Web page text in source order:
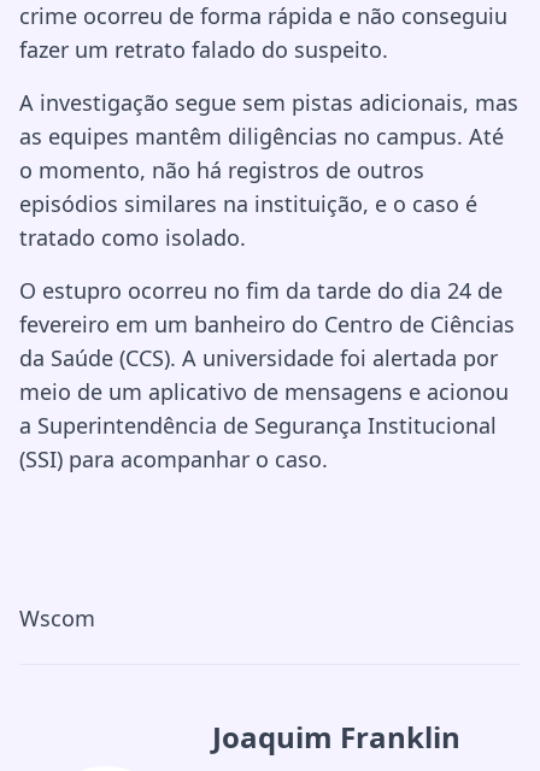
crime ocorreu de forma rápida e não conseguiu
fazer um retrato falado do suspeito.
A investigação segue sem pistas adicionais, mas
as equipes mantêm diligências no campus. Até
o momento, não há registros de outros
episódios similares na instituição, e o caso é
tratado como isolado.
O estupro ocorreu no fim da tarde do dia 24 de
fevereiro em um banheiro do Centro de Ciências
da Saúde (CCS). A universidade foi alertada por
meio de um aplicativo de mensagens e acionou
a Superintendência de Segurança Institucional
(SSI) para acompanhar o caso.
Wscom
Joaquim Franklin